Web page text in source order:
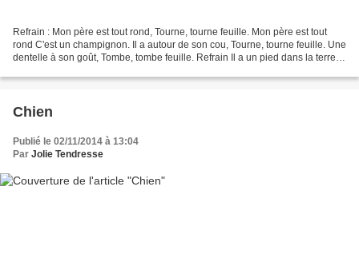
Refrain : Mon père est tout rond, Tourne, tourne feuille. Mon père est tout
rond C'est un champignon. Il a autour de son cou, Tourne, tourne feuille. Une
dentelle à son goût, Tombe, tombe feuille. Refrain Il a un pied dans la terre,
Chien
Publié le 02/11/2014 à 13:04
Par Jolie Tendresse